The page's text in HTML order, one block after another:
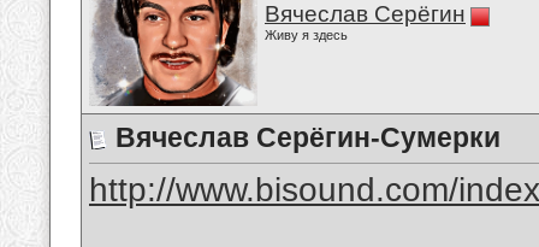
Вячеслав Серёгин
Живу я здесь
Вячеслав Серёгин-Сумерки
http://www.bisound.com/